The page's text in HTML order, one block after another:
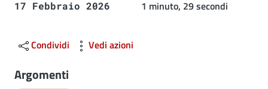
17 Febbraio 2026
1 minuto, 29 secondi
Condividi Vedi azioni
Argomenti